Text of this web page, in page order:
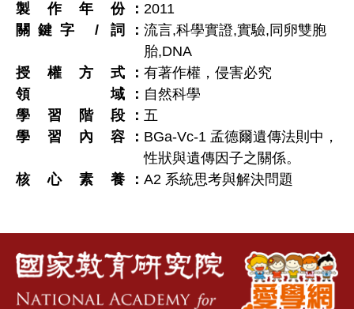
製作年份
2011
關鍵字 / 詞
流言,科學實證,實驗,同卵雙胞
胎,DNA
授權方式
有著作權，侵害必究
領域
自然科學
學習階段
五
學習內容
BGa-Vc-1 孟德爾遺傳法則中，
性狀與遺傳因子之關係。
核心素養
A2 系統思考與解決問題